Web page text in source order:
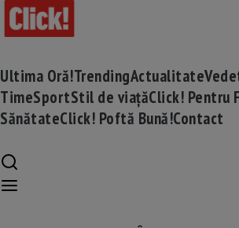
Ultima Oră!TrendingActualitate
TimeSportStil de viațăClick! Pentru
SănătateClick! Poftă Bună!Contact